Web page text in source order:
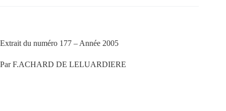
Extrait du numéro 177 – Année 2005
Par F.ACHARD DE LELUARDIERE